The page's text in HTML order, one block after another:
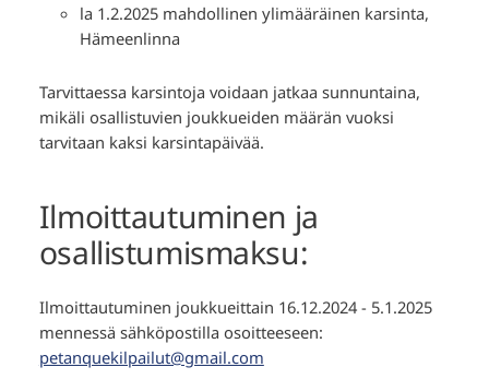
la 1.2.2025 mahdollinen ylimääräinen karsinta,
Hämeenlinna
Tarvittaessa karsintoja voidaan jatkaa sunnuntaina,
mikäli osallistuvien joukkueiden määrän vuoksi
tarvitaan kaksi karsintapäivää.
Ilmoittautuminen ja
osallistumismaksu:
Ilmoittautuminen joukkueittain 16.12.2024 - 5.1.2025
mennessä sähköpostilla osoitteeseen:
petanquekilpailut@gmail.com